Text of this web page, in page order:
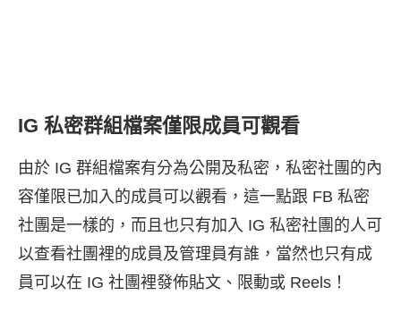
IG 私密群組檔案僅限成員可觀看
由於 IG 群組檔案有分為公開及私密，私密社團的內
容僅限已加入的成員可以觀看，這一點跟 FB 私密
社團是一樣的，而且也只有加入 IG 私密社團的人可
以查看社團裡的成員及管理員有誰，當然也只有成
員可以在 IG 社團裡發佈貼文、限動或 Reels！